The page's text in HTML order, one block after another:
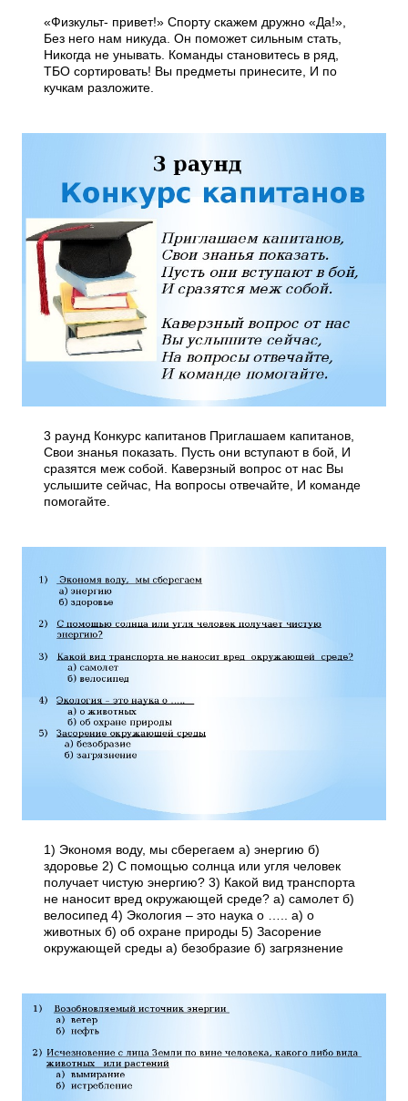
«Физкульт- привет!» Спорту скажем дружно «Да!»,
Без него нам никуда. Он поможет сильным стать,
Никогда не унывать. Команды становитесь в ряд,
ТБО сортировать! Вы предметы принесите, И по
кучкам разложите.
3 раунд Конкурс капитанов Приглашаем капитанов,
Свои знанья показать. Пусть они вступают в бой, И
сразятся меж собой. Каверзный вопрос от нас Вы
услышите сейчас, На вопросы отвечайте, И команде
помогайте.
1) Экономя воду, мы сберегаем а) энергию б)
здоровье 2) С помощью солнца или угля человек
получает чистую энергию? 3) Какой вид транспорта
не наносит вред окружающей среде? а) самолет б)
велосипед 4) Экология – это наука о ….. а) о
животных б) об охране природы 5) Засорение
окружающей среды а) безобразие б) загрязнение